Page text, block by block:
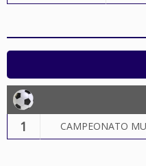
1 CAMPEONATO